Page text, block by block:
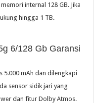
internal 128 GB. Jika
hingga 1 TB.
6/128 Gb Garansi
5.000 mAh dan dilengkapi
sensor sidik jari yang
dan fitur Dolby Atmos.